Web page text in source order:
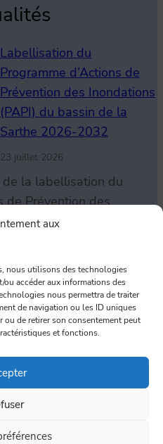
aux
nous utilisons des technologies
accéder aux informations des
nous permettra de traiter
de navigation ou les ID uniques
ou de retirer son consentement peut
et fonctions.
Labellisation du
Programme d’Actions de
Prévention des Inondations
(PAPI) du bassin de la
Sarthe 2026-2032
23 juillet 2026
de la labellisation du
de Prévention des
Lire la suite
a
b
e
l
l
Renouvellement CLE
Sarthe amont
29 juin 2026
Le nouvel arrêté fixant la
composition de la
Commission Locale de